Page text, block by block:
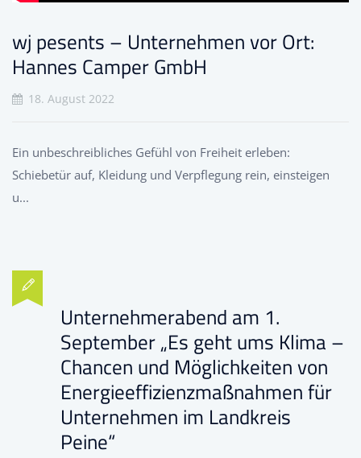
wj pesents – Unternehmen vor Ort:
Hannes Camper GmbH
18. August 2022
Ein unbeschreibliches Gefühl von Freiheit erleben:
Schiebetür auf, Kleidung und Verpflegung rein, einsteigen
u...
Unternehmerabend am 1.
September „Es geht ums Klima –
Chancen und Möglichkeiten von
Energieeffizienzmaßnahmen für
Unternehmen im Landkreis
Peine“